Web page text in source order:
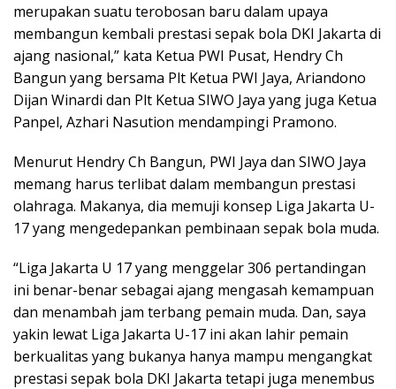
merupakan suatu terobosan baru dalam upaya
membangun kembali prestasi sepak bola DKI Jakarta di
ajang nasional,” kata Ketua PWI Pusat, Hendry Ch
Bangun yang bersama Plt Ketua PWI Jaya, Ariandono
Dijan Winardi dan Plt Ketua SIWO Jaya yang juga Ketua
Panpel, Azhari Nasution mendampingi Pramono.
Menurut Hendry Ch Bangun, PWI Jaya dan SIWO Jaya
memang harus terlibat dalam membangun prestasi
olahraga. Makanya, dia memuji konsep Liga Jakarta U-
17 yang mengedepankan pembinaan sepak bola muda.
“Liga Jakarta U 17 yang menggelar 306 pertandingan
ini benar-benar sebagai ajang mengasah kemampuan
dan menambah jam terbang pemain muda. Dan, saya
yakin lewat Liga Jakarta U-17 ini akan lahir pemain
berkualitas yang bukanya hanya mampu mengangkat
prestasi sepak bola DKI Jakarta tetapi juga menembus